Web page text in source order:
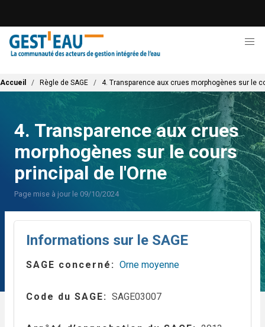
contenu
principal
Fil d'Ariane
Accueil Règle de SAGE 4. Transparence aux crues morphogènes sur le
4. Transparence aux crues
morphogènes sur le cours
principal de l'Orne
Page mise à jour le 09/10/2024
Informations sur le SAGE
SAGE concerné Orne moyenne
Code du SAGE SAGE03007